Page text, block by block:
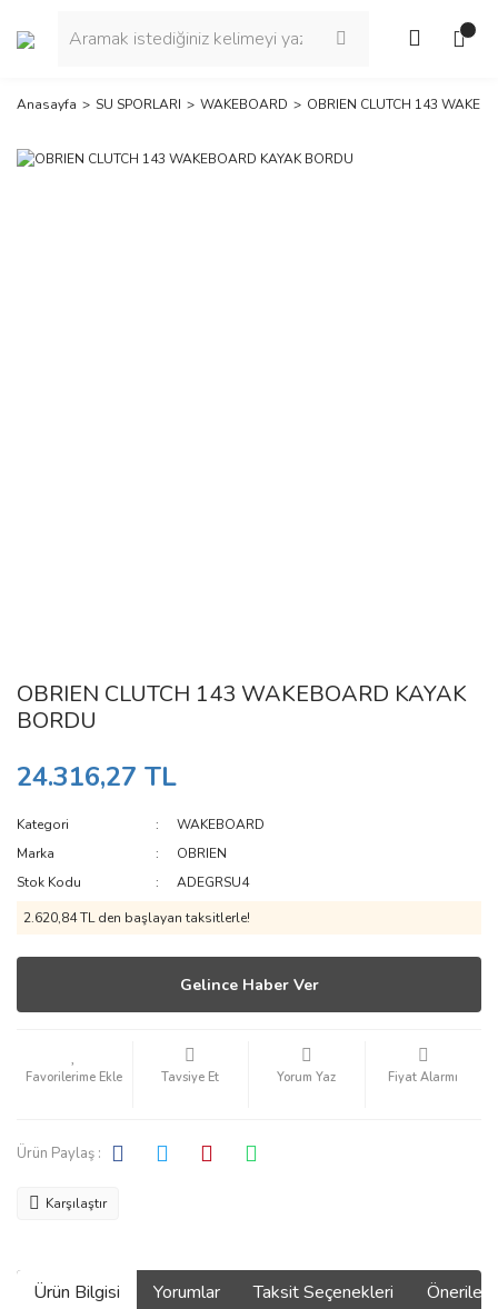
Anasayfa SU SPORLARI WAKEBOARD OBRIEN CLUTCH 143
OBRIEN CLUTCH 143 WAKEBOARD KAYAK
BORDU
24.316,27 TL
Kategori
WAKEBOARD
Marka
OBRIEN
Stok Kodu
ADEGRSU4
2.620,84 TL den başlayan taksitlerle!
Gelince Haber Ver
Tavsiye Et Yorum Yaz Fiyat Alarmı
Ürün Paylaş :
Karşılaştır
Ürün Bilgisi Yorumlar Taksit Seçenekleri